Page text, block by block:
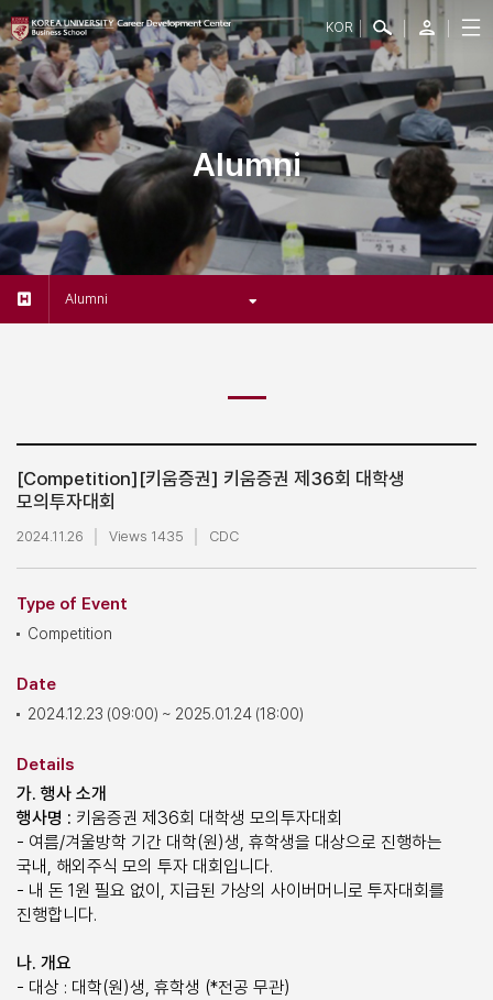
KOR
Alumni
Alumni
[Competition] [키움증권] 키움증권 제36회 대학생
모의투자대회
2024.11.26 Views 1435 CDC
Type of Event
Competition
Date
2024.12.23 (09:00) ~ 2025.01.24 (18:00)
Details
가. 행사 소개
행사명 : 키움증권 제36회 대학생 모의투자대회
- 여름/겨울방학 기간 대학(원)생, 휴학생을 대상으로 진행하는
국내, 해외주식 모의 투자 대회입니다.
- 내 돈 1원 필요 없이, 지급된 가상의 사이버머니로 투자대회를
진행합니다.
나. 개요
- 대상 : 대학(원)생, 휴학생 (*전공 무관)